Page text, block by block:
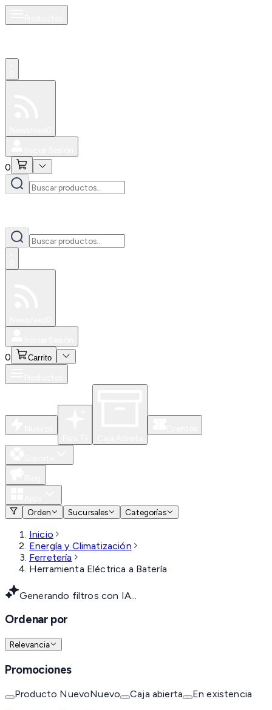
0
0 Carrito
Orden
Sucursales Categorías
Inicio
Energía y Climatización
Ferretería
Herramienta Eléctrica a Batería
Generando filtros con IA...
Ordenar por
Relevancia
Promociones
Producto NuevoNuevo Caja abierta En existencia